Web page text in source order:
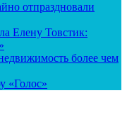
отпраздновали
Елену Товстик:
более чем
«Голос»